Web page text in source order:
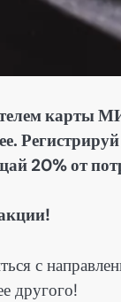
карты
20% от
с
другого!